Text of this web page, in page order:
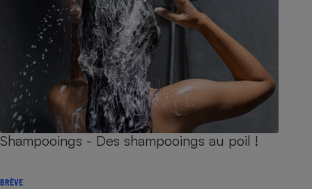
Shampooings - Des shampooings au poil !
BRÈVE